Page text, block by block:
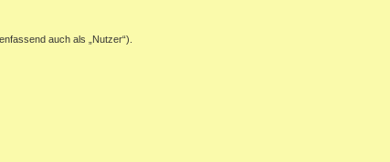
auch als „Nutzer“).